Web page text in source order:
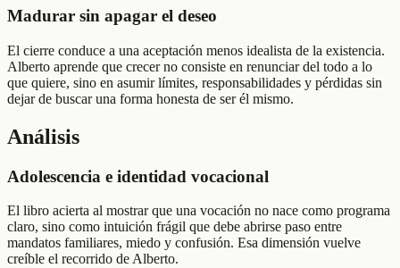
Madurar sin apagar el deseo
El cierre conduce a una aceptación menos idealista de la existencia.
Alberto aprende que crecer no consiste en renunciar del todo a lo
que quiere, sino en asumir límites, responsabilidades y pérdidas sin
dejar de buscar una forma honesta de ser él mismo.
Análisis
Adolescencia e identidad vocacional
El libro acierta al mostrar que una vocación no nace como programa
claro, sino como intuición frágil que debe abrirse paso entre
mandatos familiares, miedo y confusión. Esa dimensión vuelve
creíble el recorrido de Alberto.